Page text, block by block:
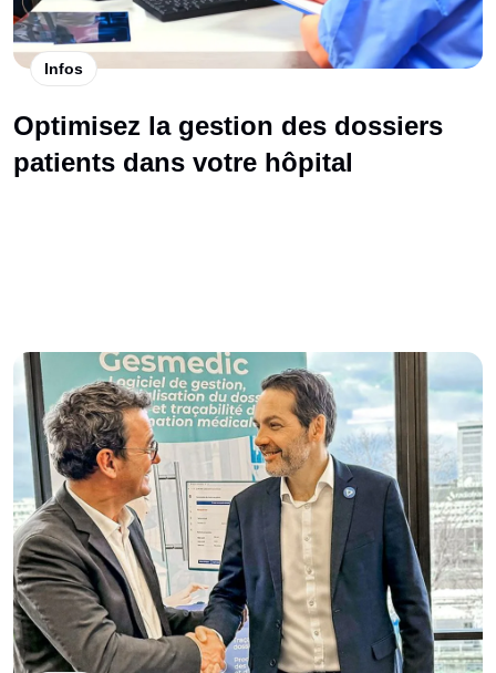
Infos
Optimisez la gestion des dossiers
patients dans votre hôpital